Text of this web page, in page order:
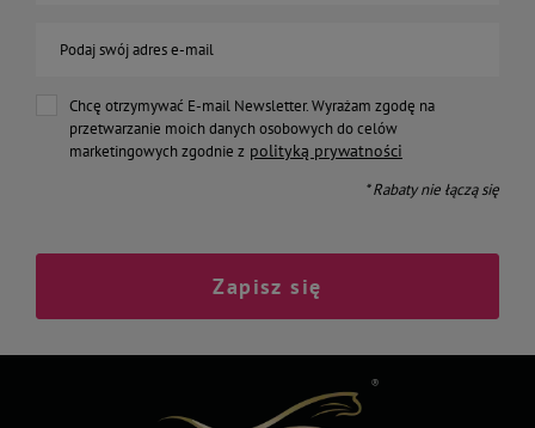
Podaj swój adres e-mail
Chcę otrzymywać E-mail Newsletter. Wyrażam zgodę na
przetwarzanie moich danych osobowych do celów
marketingowych zgodnie z polityką prywatności
* Rabaty nie łączą się
Zapisz się